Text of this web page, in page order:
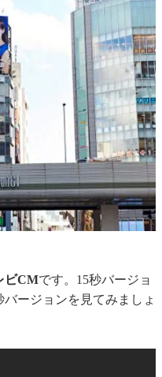
ビCMです。15秒バージョ
ージョンを見てみましょ